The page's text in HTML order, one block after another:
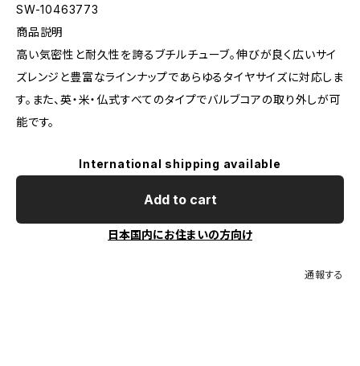
SW-10463773
商品説明
高い気密性と耐久性を誇るブチルチューブ。伸びが良く広いサイ
ズレンジと豊富なラインナップであらゆるタイヤサイズに対応しま
す。また、英・米・仏式すべてのタイプでバルブコアの取り外しが可
能です。
International shipping available
Add to cart
日本国内にお住まいの方向け
通報する